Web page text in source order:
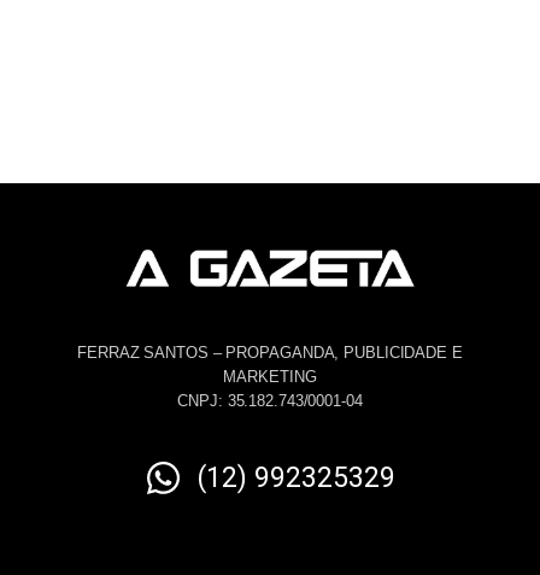
FERRAZ SANTOS – PROPAGANDA, PUBLICIDADE E
MARKETING
CNPJ: 35.182.743/0001-04
(12) 992325329